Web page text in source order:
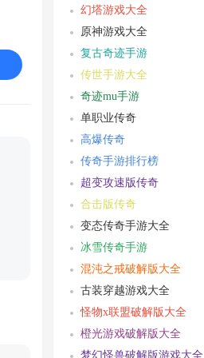
幻塔游戏大全
原神游戏大全
复古奇迹手游
传世手游大全
奇迹mu手游
单职业传奇
高爆传奇
传奇手游排行榜
超变攻速版传奇
合击版传奇
变态传奇手游大全
冰雪传奇手游
混沌之戒破解版大全
古装穿越游戏大全
怪物x联盟破解版大全
橙光游戏破解版大全
梦幻怪兽破解版游戏大全